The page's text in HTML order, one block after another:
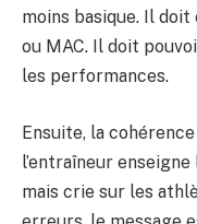
moins basique. Il
ou MAC. Il doit
les performances.
Ensuite, la
l’entraîneur
mais crie sur les